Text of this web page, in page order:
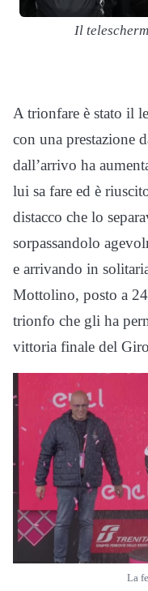
Il
A trionfare è stato il
con una prestazione
dall’arrivo ha
lui sa fare ed è
distacco che lo
sorpassandolo
e arrivando in
Mottolino, posto a
trionfo che gli ha
vittoria finale del
La